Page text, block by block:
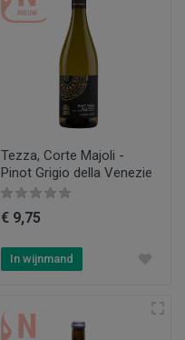
Tezza, Corte Majoli -
Pinot Grigio della Venezie
€ 9,75
In wijnmand